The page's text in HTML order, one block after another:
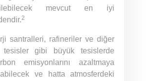
mevcut en iyi
2
santralleri, rafineriler ve diğer
tesisler gibi büyük tesislerde
emisyonlarını azaltmaya
ve hatta atmosferdeki